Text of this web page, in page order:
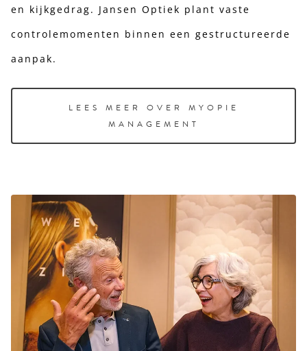
en kijkgedrag. Jansen Optiek plant vaste
controlemomenten binnen een gestructureerde
aanpak.
LEES MEER OVER MYOPIE
MANAGEMENT